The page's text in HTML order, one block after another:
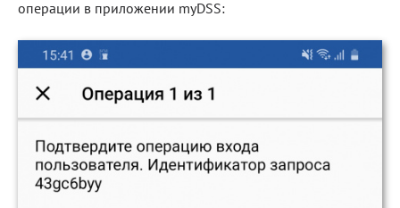
операции в приложении myDSS: